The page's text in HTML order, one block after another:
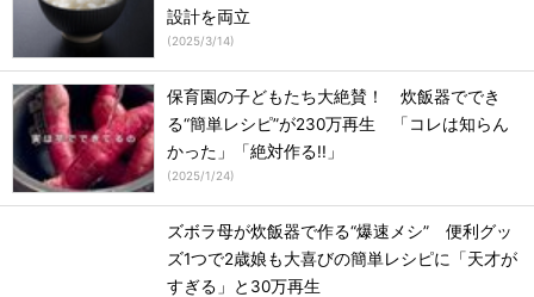
設計を両立
(2025/3/14)
保育園の子どもたち大絶賛！ 炊飯器ででき
る“簡単レシピ”が230万再生 「コレは知らん
かった」「絶対作る!!」
(2025/1/24)
ズボラ母が炊飯器で作る“爆速メシ” 便利グッ
ズ1つで2歳娘も大喜びの簡単レシピに「天才が
すぎる」と30万再生